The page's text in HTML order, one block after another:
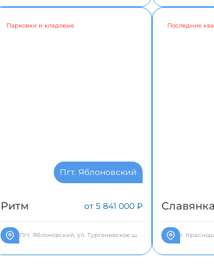
Парковки и кладовые
Пгт. Яблоновский
Ритм от 5 841 000 ₽
Пгт. Яблоновский, ул. Тургеневское ш.
Последние
Славянка
г.